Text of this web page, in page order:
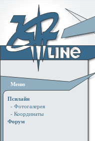
Меню
Псилайн
- Фотогалерея
- Координаты
Форум